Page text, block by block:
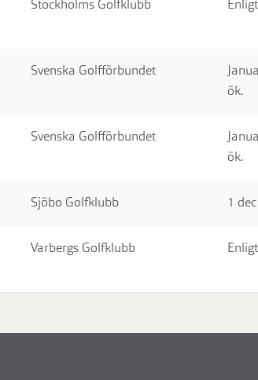
Stockholms Golfklubb
Svenska Golfförbundet
ök.
Svenska Golfförbundet
ök.
Sjöbo Golfklubb 1
Varbergs Golfklubb